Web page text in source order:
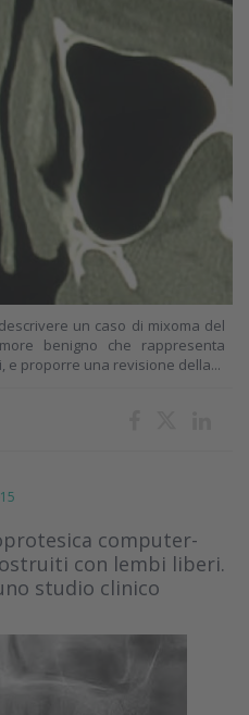
un caso di mixoma del
benigno che rappresenta
e proporre una revisione della...
computer-
con lembi liberi.
studio clinico